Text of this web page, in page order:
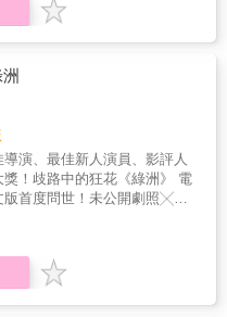
課指南。──張道平│世新大學
系副教授【新手不必怕，從0開
面上的拍片教科書，多半只介
業技術。缺乏從零開始，講
靡遺給所有人的教科書。這
製/拍攝/後製/發行，帶你從
一部電影該知道的大小事！①
GO！‧Tagline超重要，想對
發好奇心，獲得金主贊助‧先
到的部分就好‧開拍前一定要
花多少金錢和時間‧挑器材
盡，要根據目的來選擇拍攝手
矛盾∣配角功能∣對白技巧∣田野
法的探索之旅。透過角色人物
難忘的人物是一個過程。儘
這是教不出來的，但作為一
發現，還是有些流程和概念
物。書中在與許多知名創作
納出不少實用的做法。正是通
以掌握形塑人物的核心。本書
問琳達‧席格經典力作，是期
的讀者必備參考用書。眾多大
問題，剖析眾多奧斯卡名作角
角色寫作系統化的導引。․掌
驟․了解精彩對白四種元素，五
演、最佳新人演員、影評人
獎！歧路中的狂花《綠洲》 電
版首度問世！未公開劇照╳導
家！創作《密陽》、《薄荷
》等多部賣座片李滄東挑戰
《綠洲》 在美麗和醜陋、幻想